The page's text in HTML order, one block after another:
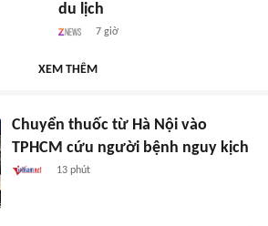
du lịch
7 giờ
XEM THÊM
Chuyển thuốc từ Hà Nội vào
TPHCM cứu người bệnh nguy kịch
13 phút